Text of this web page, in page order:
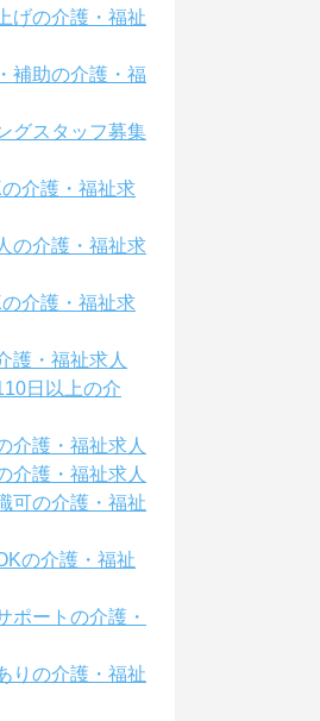
げの介護・福祉
補助の介護・福
グスタッフ募集
介護・福祉求
の介護・福祉求
介護・福祉求
護・福祉求人
日以上の介
介護・福祉求人
介護・福祉求人
可の介護・福祉
の介護・福祉
ポートの介護・
りの介護・福祉